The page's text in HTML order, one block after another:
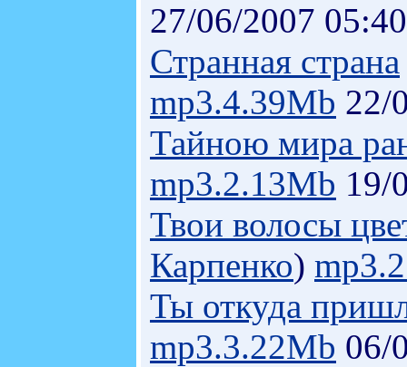
27/06/2007 05:40
Странная страна
mp3.4.39Mb 22/
Тайною мира
mp3.2.13Mb 19/
Твои волосы
Карпенко)
Ты откуда
mp3.3.22Mb 06/